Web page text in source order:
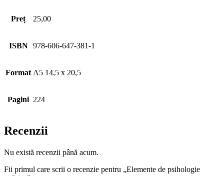
Preț 25,00
ISBN 978-606-647-381-1
Format A5 14,5 x 20,5
Pagini 224
Recenzii
Nu există recenzii până acum.
Fii primul care scrii o recenzie pentru „Elemente de psihologie